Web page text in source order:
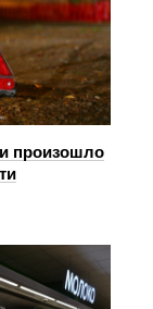
произошло